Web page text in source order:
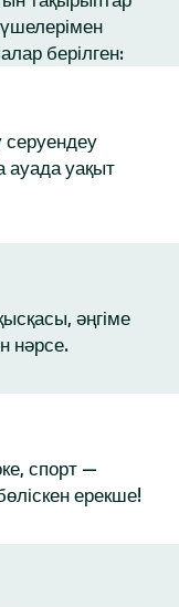
берілген:
серуендеу
ауада уақыт
әңгіме
нәрсе.
спорт —
ерекше!